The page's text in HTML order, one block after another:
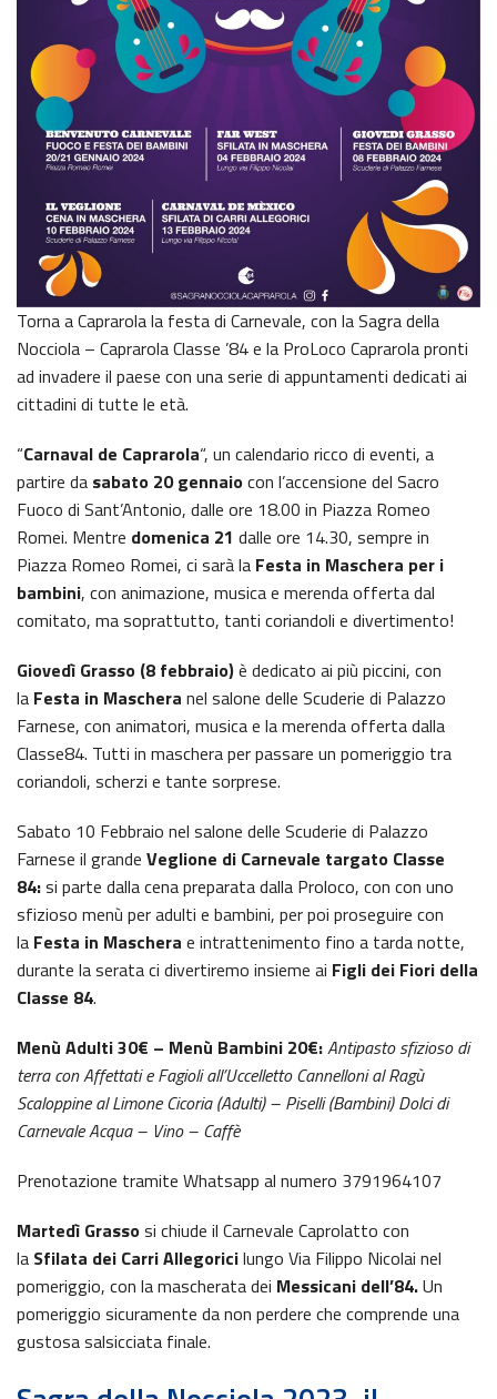
Torna a Caprarola la festa di Carnevale, con laSagra della
Nocciola – CaprarolaClasse ’84 e la ProLoco Caprarolapronti
ad invadere il paese con una serie di appuntamenti dedicati ai
cittadini di tutte le età.
“Carnaval de Caprarola“, un calendario ricco di eventi, a
partire da sabato 20 gennaiocon l’accensione del Sacro
Fuoco di Sant’Antonio, dalle ore 18.00 in Piazza Romeo
Romei. Mentre domenica 21 dalle ore 14.30, sempre in
Piazza Romeo Romei, ci sarà la Festa in Maschera per i
bambini, con animazione, musica e merenda offerta dal
comitato, ma soprattutto, tanti coriandoli e divertimento!
Giovedì Grasso (8 febbraio)è dedicato ai più piccini, con
la Festa in Maschera nel salone delle Scuderie di Palazzo
Farnese, con animatori, musica e la merenda offerta dalla
Classe84. Tutti in maschera per passare un pomeriggio tra
coriandoli, scherzi e tante sorprese.
Sabato 10 Febbraio nel salone delle Scuderie di Palazzo
Farnese il grande Veglione di Carnevale targato Classe
84:si parte dalla cena preparata dalla Proloco, con con uno
sfizioso menù per adulti e bambini, per poi proseguire con
la Festa in Maschera e intrattenimento fino a tarda notte,
durante la serata ci divertiremo insieme ai Figli dei Fiori della
Classe 84.
Menù Adulti 30€ – Menù Bambini 20€:Antipasto sfizioso di
terra con Affettati e Fagioli all’UccellettoCannelloni al Ragù
Scaloppine al Limone Cicoria (Adulti) – Piselli (Bambini) Dolci di
Carnevale Acqua – Vino – Caffè
Prenotazione tramite Whatsapp al numero 3791964107
Martedì Grassosi chiude il Carnevale Caprolatto con
la Sfilata dei Carri Allegoricilungo Via Filippo Nicolai nel
pomeriggio, con la mascherata dei Messicani dell’84.Un
pomeriggio sicuramente da non perdere che comprende una
gustosa salsicciata finale.